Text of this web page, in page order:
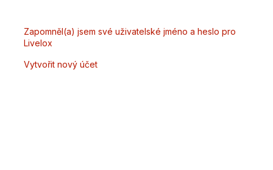
Zapomněl(a) jsem své uživatelské jméno a heslo pro
Livelox
Vytvořit nový účet